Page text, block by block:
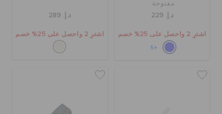
مفتوحة
د.إ. 229
اشترِ 2 واحصل على 25% خصم
+5
د.إ. 289
اشترِ 2 واحصل على 25% خصم